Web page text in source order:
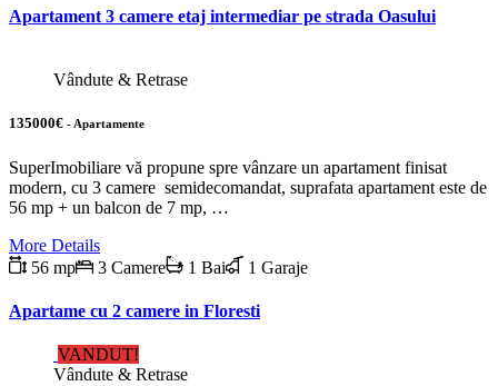
Apartament 3 camere etaj intermediar pe strada Oasului
Vândute & Retrase
135000€ - Apartamente
SuperImobiliare vă propune spre vânzare un apartament finisat
modern, cu 3 camere semidecomandat, suprafata apartament este de
56 mp + un balcon de 7 mp, …
More Details
56 mp
3 Camere 1 Bai 1 Garaje
Apartame cu 2 camere in Floresti
VANDUT!
Vândute & Retrase